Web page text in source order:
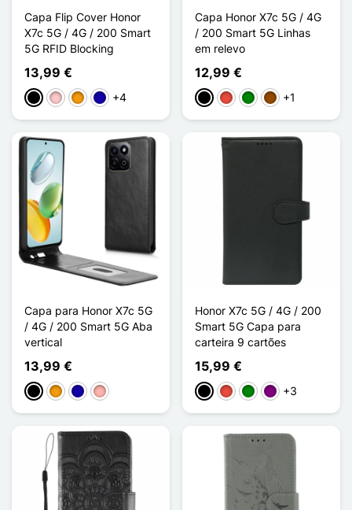
Capa Flip Cover Honor
X7c 5G / 4G / 200 Smart
5G RFID Blocking
13,99 €
PretoRosaLaranjaAzul Escuro
+4
Capa Honor X7c 5G / 4G
/ 200 Smart 5G Linhas
em relevo
12,99 €
PretoVermelho
VerdeCastanho
+1
Capa para Honor X7c 5G
/ 4G / 200 Smart 5G Aba
vertical
13,99 €
PretoLaranjaAzul Escuro
Ouro rosa
Honor X7c 5G / 4G / 200
Smart 5G Capa para
carteira 9 cartões
15,99 €
PretoVermelho
VerdePúrpura
+3